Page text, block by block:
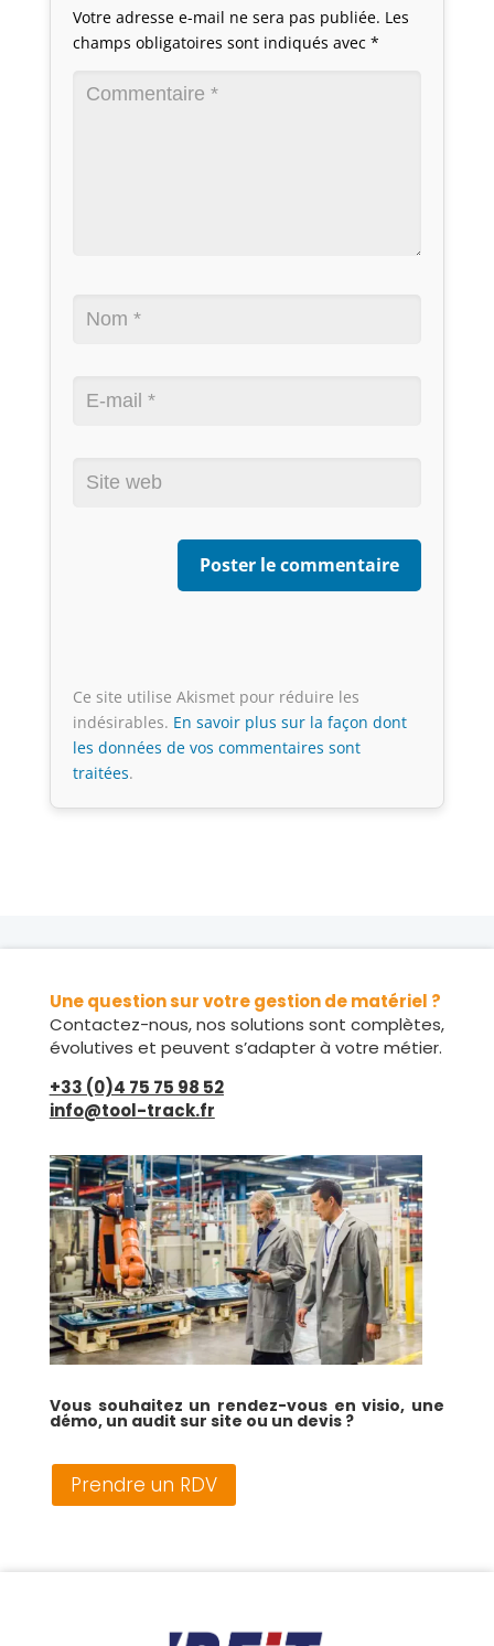
Votre adresse e-mail ne sera pas publiée. Les
champs obligatoires sont indiqués avec *
Ce site utilise Akismet pour réduire les
indésirables. En savoir plus sur la façon dont
les données de vos commentaires sont
traitées.
Une question sur votre gestion de matériel ?
Contactez-nous, nos solutions sont complètes,
évolutives et peuvent s’adapter à votre métier.
+33 (0)4 75 75 98 52
info@tool-track.fr
Vous souhaitez un rendez-vous en visio, une
démo, un audit sur site ou un devis ?
Prendre un RDV